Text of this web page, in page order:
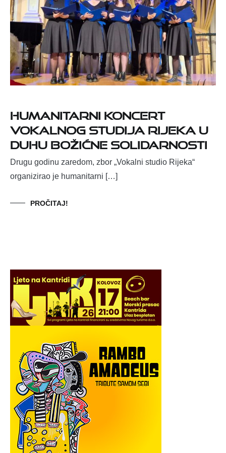
Humanitarni koncert
Vokalnog studija Rijeka u
duhu božićne solidarnosti
Drugu godinu zaredom, zbor „Vokalni studio Rijeka“
organizirao je humanitarni […]
PROČITAJ!